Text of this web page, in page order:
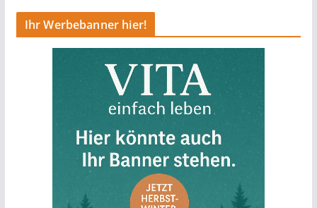
Ihr Werbebanner hier!